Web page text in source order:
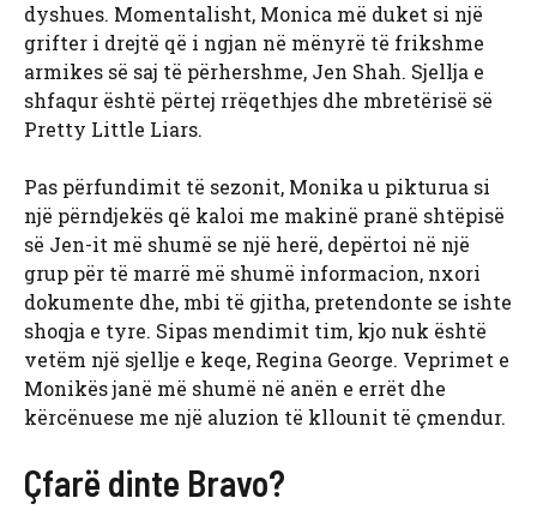
dyshues. Momentalisht, Monica më duket si një
grifter i drejtë që i ngjan në mënyrë të frikshme
armikes së saj të përhershme, Jen Shah. Sjellja e
shfaqur është përtej rrëqethjes dhe mbretërisë së
Pretty Little Liars.
Pas përfundimit të sezonit, Monika u pikturua si
një përndjekës që kaloi me makinë pranë shtëpisë
së Jen-it më shumë se një herë, depërtoi në një
grup për të marrë më shumë informacion, nxori
dokumente dhe, mbi të gjitha, pretendonte se ishte
shoqja e tyre. Sipas mendimit tim, kjo nuk është
vetëm një sjellje e keqe, Regina George. Veprimet e
Monikës janë më shumë në anën e errët dhe
kërcënuese me një aluzion të kllounit të çmendur.
Çfarë dinte Bravo?